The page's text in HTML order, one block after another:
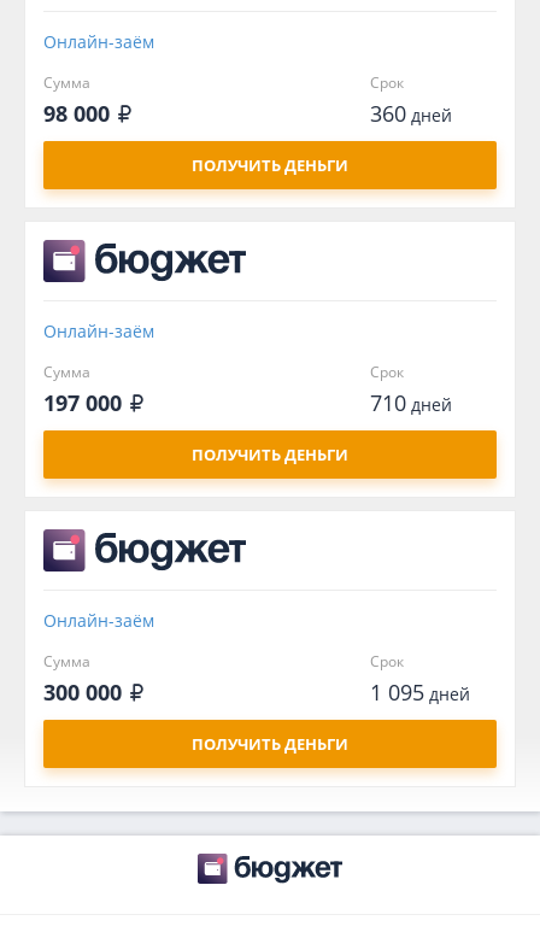
Онлайн-заём
Сумма
98 000
Срок
360дней
ПОЛУЧИТЬ ДЕНЬГИ
Онлайн-заём
Сумма
197 000
Срок
710дней
ПОЛУЧИТЬ ДЕНЬГИ
Онлайн-заём
Сумма
300 000
Срок
1 095дней
ПОЛУЧИТЬ ДЕНЬГИ